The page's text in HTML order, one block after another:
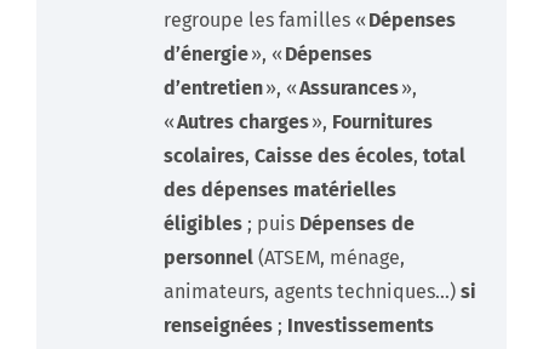
regroupe les familles « Dépenses
d’énergie», « Dépenses
d’entretien», «Assurances»,
«Autres charges», Fournitures
scolaires, Caisse des écoles, total
des dépenses matérielles
éligibles ; puis Dépenses de
personnel (ATSEM, ménage,
animateurs, agents techniques…) si
renseignées ; Investissements